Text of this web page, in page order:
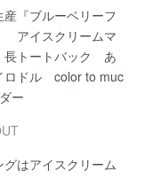
『ブルーベリーフ
アイスクリームマ
トートバック あ
ロドル color to muc
ー
グはアイスクリーム